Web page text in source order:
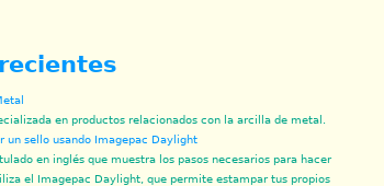
en productos relacionados con la arcilla de metal.
un sello usando Imagepac Daylight
en inglés que muestra los pasos necesarios para hacer
el Imagepac Daylight, que permite estampar tus propios